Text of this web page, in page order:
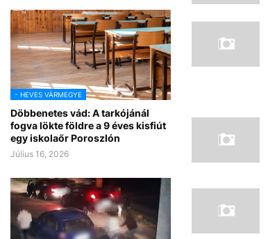
- HEVES VÁRMEGYE
Döbbenetes vád: A tarkójánál
fogva lökte földre a 9 éves kisfiút
egy iskolaőr Poroszlón
Július 16, 2026